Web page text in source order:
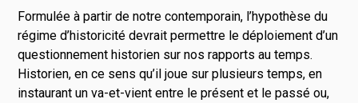
Formulée à partir de notre contemporain, l’hypothèse du
régime d’historicité devrait permettre le déploiement d’un
questionnement historien sur nos rapports au temps.
Historien, en ce sens qu’il joue sur plusieurs temps, en
instaurant un va-et-vient entre le présent et le passé ou,